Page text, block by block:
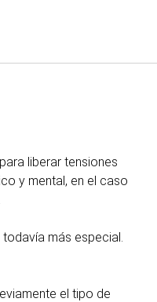
liberar tensiones
y mental, en el caso
más especial.
el tipo de